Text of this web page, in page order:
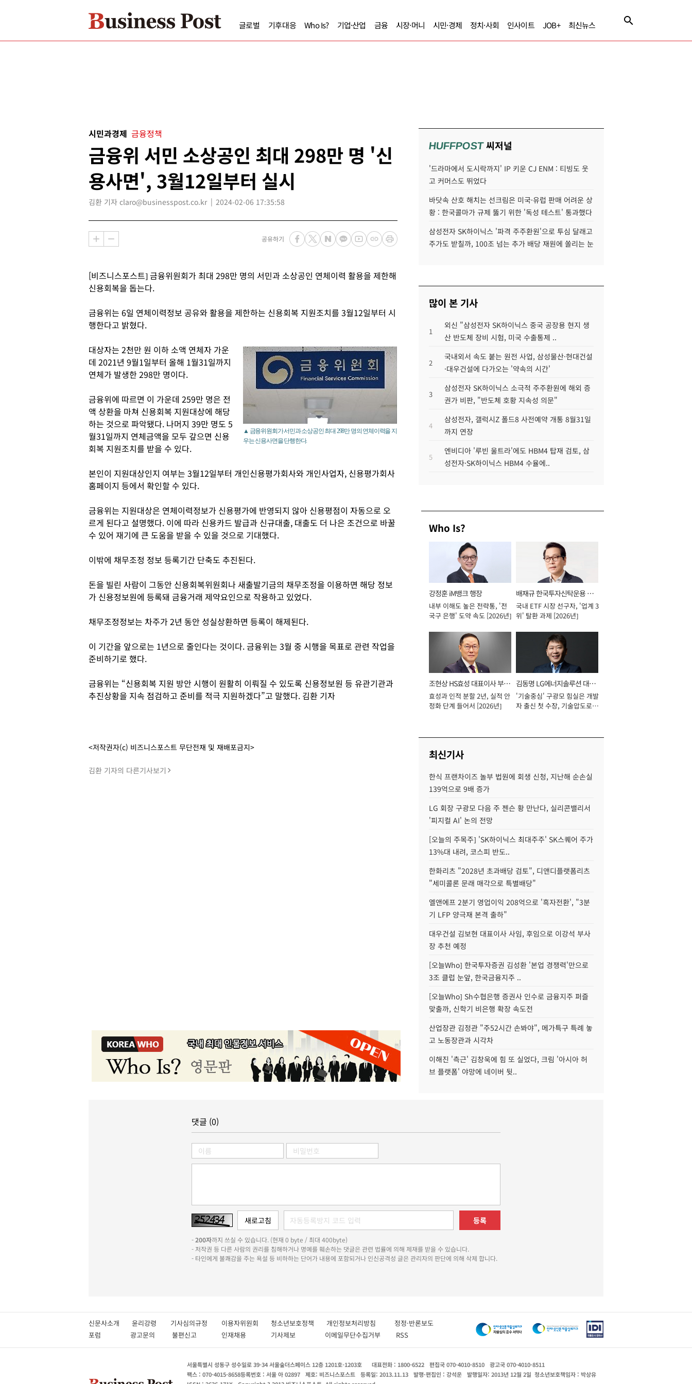
글로벌 기후대응 Who Is? 기업·산업 금융 시장·머니 시민·경제 정치·사회 인사이트 JOB+ 최신뉴스
시민과경제 금융정책
금융위 서민 소상공인 최대 298만 명 '신
용사면', 3월12일부터 실시
김환 기자 claro@businesspost.co.kr 2024-02-06 17:35:58
공유하기
[비즈니스포스트] 금융위원회가 최대 298만 명의 서민과 소상공인 연체이력 활용을 제한해
신용회복을 돕는다.
금융위는 6일 연체이력정보 공유와 활용을 제한하는 신용회복 지원조치를 3월12일부터 시
행한다고 밝혔다.
▲ 금융위원회가 서민과 소상공인 최대 298만 명의 연체이력을 지
우는 신용사면을 단행한다.
대상자는 2천만 원 이하 소액 연체자 가운
데 2021년 9월1일부터 올해 1월31일까지
연체가 발생한 298만 명이다.
금융위에 따르면 이 가운데 259만 명은 전
액 상환을 마쳐 신용회복 지원대상에 해당
하는 것으로 파악됐다. 나머지 39만 명도 5
월31일까지 연체금액을 모두 갚으면 신용
회복 지원조치를 받을 수 있다.
본인이 지원대상인지 여부는 3월12일부터 개인신용평가회사와 개인사업자, 신용평가회사
홈페이지 등에서 확인할 수 있다.
금융위는 지원대상은 연체이력정보가 신용평가에 반영되지 않아 신용평점이 자동으로 오
르게 된다고 설명했다. 이에 따라 신용카드 발급과 신규대출, 대출도 더 나은 조건으로 바꿀
수 있어 재기에 큰 도움을 받을 수 있을 것으로 기대했다.
이밖에 채무조정 정보 등록기간 단축도 추진된다.
돈을 빌린 사람이 그동안 신용회복위원회나 새출발기금의 채무조정을 이용하면 해당 정보
가 신용정보원에 등록돼 금융거래 제약요인으로 작용하고 있었다.
채무조정정보는 차주가 2년 동안 성실상환하면 등록이 해제된다.
이 기간을 앞으로는 1년으로 줄인다는 것이다. 금융위는 3월 중 시행을 목표로 관련 작업을
준비하기로 했다.
금융위는 “신용회복 지원 방안 시행이 원활히 이뤄질 수 있도록 신용정보원 등 유관기관과
추진상황을 지속 점검하고 준비를 적극 지원하겠다”고 말했다. 김환 기자
<저작권자(c) 비즈니스포스트 무단전재 및 재배포금지>
김환 기자의 다른기사보기
HUFFPOST씨저널
'드라마에서 도시락까지' IP 키운 CJ ENM : 티빙도 웃
고 커머스도 뛰었다
바닷속 산호 해치는 선크림은 미국·유럽 판매 어려운 상
황 : 한국콜마가 규제 뚫기 위한 '독성 테스트' 통과했다
삼성전자 SK하이닉스 '파격 주주환원'으로 투심 달래고
주가도 받칠까, 100조 넘는 추가 배당 재원에 쏠리는 눈
많이 본 기사
1
외신 "삼성전자 SK하이닉스 중국 공장용 현지 생
산 반도체 장비 시험, 미국 수출통제 ..
2
국내외서 속도 붙는 원전 사업, 삼성물산·현대건설
·대우건설에 다가오는 '약속의 시간'
3
삼성전자 SK하이닉스 소극적 주주환원에 해외 증
권가 비판, "반도체 호황 지속성 의문"
4
삼성전자, 갤럭시Z 폴드8 사전예약 개통 8월31일
까지 연장
5
엔비디아 '루빈 울트라'에도 HBM4 탑재 검토, 삼
성전자·SK하이닉스 HBM4 수율에..
Who Is?
강정훈 iM뱅크 행장
내부 이해도 높은 전략통, '전
국구 은행' 도약 속도 [2026년]
배재규 한국투자신탁운용 대
표이사 사장
국내 ETF 시장 선구자, '업계 3
위' 탈환 과제 [2026년]
조현상 HS효성 대표이사 부회
장
효성과 인적 분할 2년, 실적 안
정화 단계 들어서 [2026년]
김동명 LG에너지솔루션 대표
이사 사장
'기술중심' 구광모 힘실은 개발
자 출신 첫 수장, 기술압도로
최신기사
한식 프랜차이즈 놀부 법원에 회생 신청, 지난해 순손실
139억으로 9배 증가
LG 회장 구광모 다음 주 젠슨 황 만난다, 실리콘밸리서
'피지컬 AI' 논의 전망
[오늘의 주목주] 'SK하이닉스 최대주주' SK스퀘어 주가
13%대 내려, 코스피 반도..
한화리츠 "2028년 초과배당 검토", 디앤디플랫폼리츠
"세미콜론 문래 매각으로 특별배당"
엘앤에프 2분기 영업이익 208억으로 '흑자전환', "3분
기 LFP 양극재 본격 출하"
대우건설 김보현 대표이사 사임, 후임으로 이강석 부사
장 추천 예정
[오늘Who] 한국투자증권 김성환 '본업 경쟁력'만으로
3조 클럽 눈앞, 한국금융지주 ..
[오늘Who] Sh수협은행 증권사 인수로 금융지주 퍼즐
맞출까, 신학기 비은행 확장 속도전
산업장관 김정관 "주52시간 손봐야", 메가특구 특례 놓
고 노동장관과 시각차
이해진 '측근' 김창욱에 힘 또 실었다, 크림 '아시아 허
브 플랫폼' 야망에 네이버 뒷..
댓글 (0)
등록
-200자까지 쓰실 수 있습니다. (현재 0 byte / 최대 400byte)
- 저작권 등 다른 사람의 권리를 침해하거나 명예를 훼손하는 댓글은 관련 법률에 의해 제재를 받을 수 있습니다.
- 타인에게 불쾌감을 주는 욕설 등 비하하는 단어가 내용에 포함되거나 인신공격성 글은 관리자의 판단에 의해 삭제 합니다.
신문사소개 윤리강령 기사심의규정 이용자위원회 청소년보호정책 개인정보처리방침 정정·반론보도
포럼
광고문의 불편신고 인재채용 기사제보 이메일무단수집거부 RSS
서울특별시 성동구 성수일로 39-34 서울숲더스페이스 12층 1201호-1203호 대표전화 : 1800-6522 편집국 070-4010-8510
광고국 070-4010-8511
팩스 : 070-4015-8658등록번호 : 서울 아 02897 제호: 비즈니스포스트 등록일: 2013.11.13 발행·편집인 : 강석운 발행일자: 2013년 12월 2일 청소년보호책임자 : 박상유